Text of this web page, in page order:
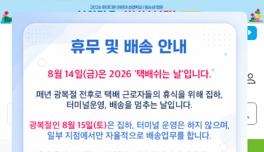
파이디온선교회